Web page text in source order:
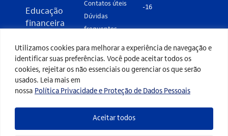
Utilizamos cookies para melhorar a experiência de navegação e
identificar suas preferências. Você pode aceitar todos os
cookies, rejeitar os não essenciais ou gerenciar os que serão
usados. Leia mais em
nossa Política Privacidade e Proteção de Dados Pessoais
Aceitar todos
Educação
financeira
investimento
Imposto de
renda
Eventos
Contatos úteis
Dúvidas
frequentes
Termos de
-16